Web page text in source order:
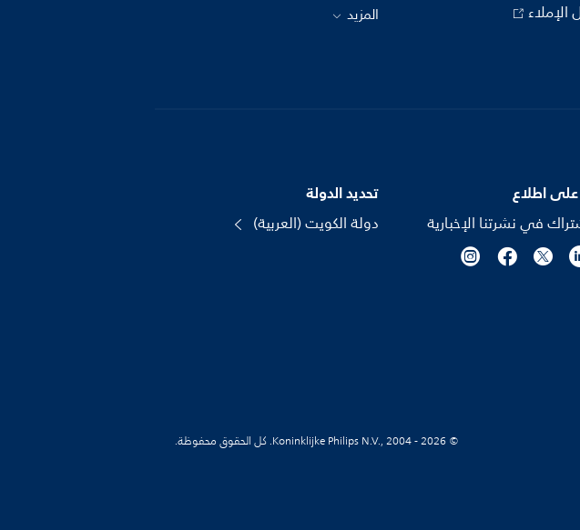
الإملاء
المزيد
اطلاع
في نشرتنا الإخبارية
تحديد الدولة
دولة الكويت (العربية)
© Koninklijke Philips N.V., 2004 - 2026. كل الحقوق محفوظة.